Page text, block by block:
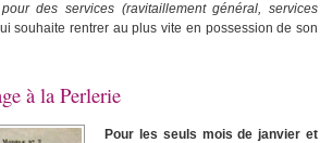
des services (ravitaillement général, services
souhaite rentrer au plus vite en possession de son
à la Perlerie
Pour les seuls mois de janvier et